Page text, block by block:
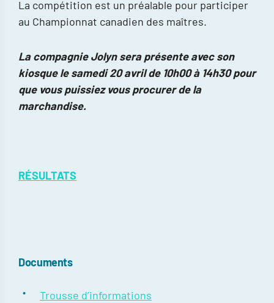
La compétition est un préalable pour participer
au Championnat canadien des maîtres.
La compagnie Jolyn sera présente avec son
kiosque le samedi 20 avril de 10h00 à 14h30 pour
que vous puissiez vous procurer de la
marchandise.
RÉSULTATS
Documents
Trousse d’informations